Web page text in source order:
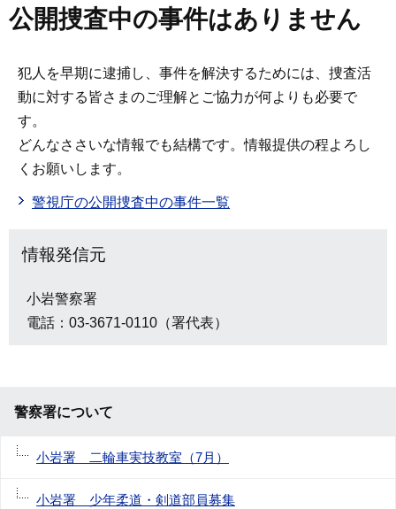
公開捜査中の事件はありません
犯人を早期に逮捕し、事件を解決するためには、捜査活
動に対する皆さまのご理解とご協力が何よりも必要で
す。
どんなささいな情報でも結構です。情報提供の程よろし
くお願いします。
警視庁の公開捜査中の事件一覧
情報発信元
小岩警察署
電話：03-3671-0110（署代表）
警察署について
小岩署 二輪車実技教室（7月）
小岩署 少年柔道・剣道部員募集